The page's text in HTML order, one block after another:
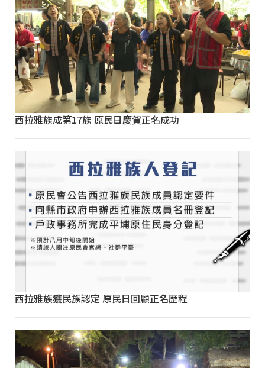
西拉雅族成第17族 原民日慶賀正名成功
西拉雅族獲民族認定 原民日回顧正名歷程